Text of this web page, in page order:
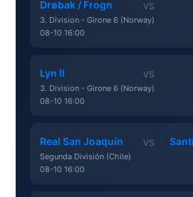
Drøbak / Frogn VS
3. Division - Girone 6 (Norway)
08-10 16:00
Lyn II VS
3. Division - Girone 6 (Norway)
08-10 16:00
Real San Joaquín VS
Segunda División (Chile)
08-10 16:00